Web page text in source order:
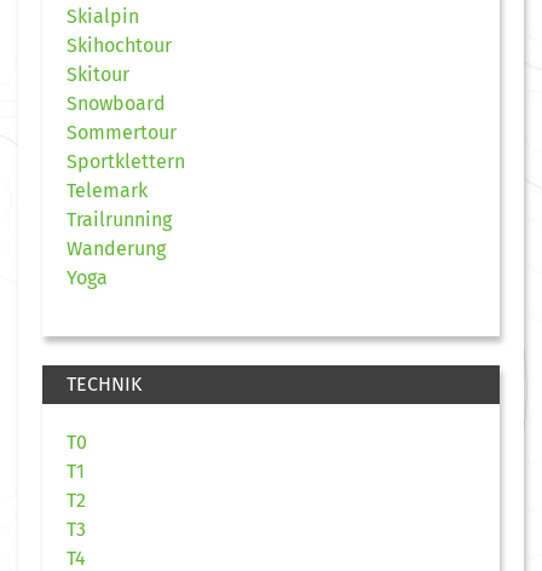
Skialpin
Skihochtour
Skitour
Snowboard
Sommertour
Sportklettern
Telemark
Trailrunning
Wanderung
Yoga
TECHNIK
T0
T1
T2
T3
T4